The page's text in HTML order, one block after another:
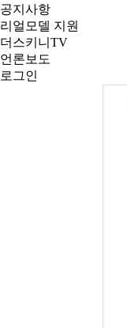
공지사항
리얼모델 지원
더스키니TV
언론보도
로그인